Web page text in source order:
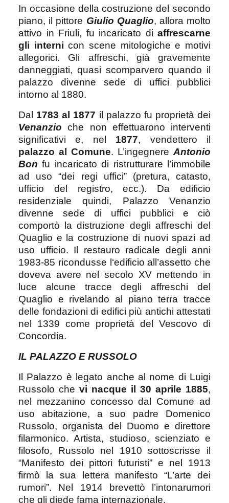
In occasione della costruzione del secondo
piano, il pittore Giulio Quaglio, allora molto
attivo in Friuli, fu incaricato di affrescarne
gli interni con scene mitologiche e motivi
allegorici. Gli affreschi, già gravemente
danneggiati, quasi scomparvero quando il
palazzo divenne sede di uffici pubblici
intorno al 1880.
Dal 1783 al 1877 il palazzo fu proprietà dei
Venanzio che non effettuarono interventi
significativi e, nel 1877, vendettero il
palazzo al Comune. L’ingegnere Antonio
Bon fu incaricato di ristrutturare l’immobile
ad uso “dei regi uffici” (pretura, catasto,
ufficio del registro, ecc.). Da edificio
residenziale quindi, Palazzo Venanzio
divenne sede di uffici pubblici e ciò
comportò la distruzione degli affreschi del
Quaglio e la costruzione di nuovi spazi ad
uso ufficio. Il restauro radicale degli anni
1983-85 ricondusse l‘edificio all’assetto che
doveva avere nel secolo XV mettendo in
luce alcune tracce degli affreschi del
Quaglio e rivelando al piano terra tracce
delle fondazioni di edifici più antichi attestati
nel 1339 come proprietà del Vescovo di
Concordia.
IL PALAZZO E RUSSOLO
Il Palazzo è legato anche al nome di Luigi
Russolo che vi nacque il 30 aprile 1885,
nel mezzanino concesso dal Comune ad
uso abitazione, a suo padre Domenico
Russolo, organista del Duomo e direttore
filarmonico. Artista, studioso, scienziato e
filosofo, Russolo nel 1910 sottoscrisse il
“Manifesto dei pittori futuristi” e nel 1913
firmò la sua lettera manifesto “L’arte dei
rumori”. Nel 1914 brevettò l’intonarumori
che gli diede fama internazionale.